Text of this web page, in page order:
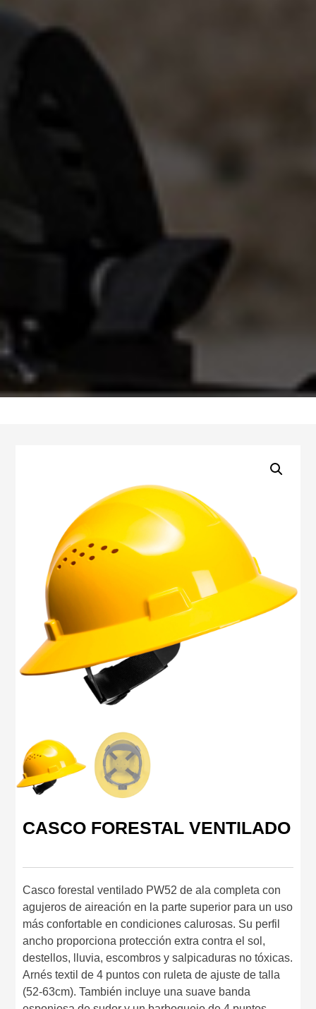
CASCO FORESTAL VENTILADO
Casco forestal ventilado PW52 de ala completa con
agujeros de aireación en la parte superior para un uso
más confortable en condiciones calurosas. Su perfil
ancho proporciona protección extra contra el sol,
destellos, lluvia, escombros y salpicaduras no tóxicas.
Arnés textil de 4 puntos con ruleta de ajuste de talla
(52-63cm). También incluye una suave banda